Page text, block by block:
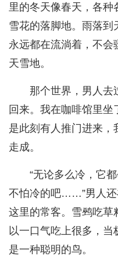
里的冬天像春天，各
雪花的落脚地。雨落到
永远都在流淌着，不会
天雪地。
那个世界，男人去
回来。我在咖啡馆里
是此刻有人推门进来
走成。
“无论多么冷，它
不怕冷的吧……”男人还
这里的常客。雪鹀吃草
以一口气吃上很多，
是一种聪明的鸟。